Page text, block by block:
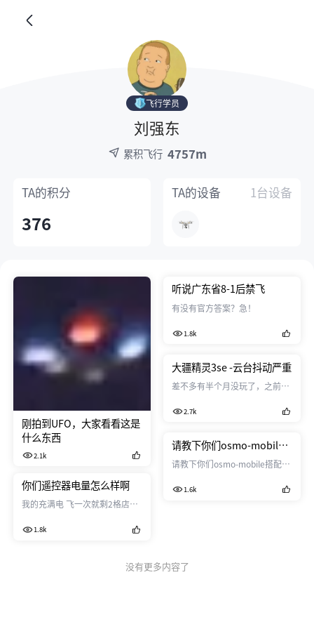
飞行学员
刘强东
累积飞行 4757m
TA的积分
376
TA的设备 1台设备
刚拍到UFO，大家看看这是
什么东西
2.1k
听说广东省8-1后禁飞
有没有官方答案？急！
1.8k
大疆精灵3se -云台抖动严重
差不多有半个月没玩了，之前好
想飞一下（暂时未升级），结果
出抖动，因为太卡） ，回来看视
害，我等会上视频，我先声明几
点，1我没炸过机，2没有人为破
卡的声音。
2.7k
请教下你们osmo-mobile
搭配什么手机使用的呢？
请教下你们osmo-mobile搭配什
1.6k
你们遥控器电量怎么样啊
我的充满电 飞一次就剩2格店，
说充一次电能用好多次的吗 ？
1.8k
没有更多内容了